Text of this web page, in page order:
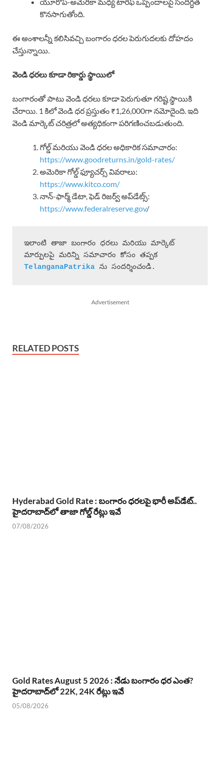
కొనసాగుతోంది.
ఈ అంశాలన్నీ కలిసివచ్చి బంగారం ధరల పెరుగుదలకు దోహదం
చేస్తున్నాయి.
వెండి ధరలు కూడా రికార్డు స్థాయిలో
బంగారంతో పాటు వెండి ధరలు కూడా పెరుగుతూ గరిష్ట స్థాయికి
చేరాయి. 1 కిలో వెండి ధర ప్రస్తుతం ₹1,26,000గా నమోదైంది. ఇది
వెండి మార్కెట్ చరిత్రలో అత్యధికంగా పరిగణించబడుతుంది.
గోల్డ్ మరియు వెండి ధరల అధికారిక సమాచారం:
https://www.goodreturns.in/gold-rates/
అమెరికా గోల్డ్ ఫ్యూచర్స్ వివరాలు:
https://www.kitco.com/
నాన్-ఫార్మ్ డేటా, ఫెడ్ రిజర్వ్ అప్‌డేట్స్:
https://www.federalreserve.gov/
ఇలాంటి తాజా బంగారం ధరలు మరియు మార్కెట్
ను సందర్శించండి.
Advertisement
RELATED POSTS
Hyderabad Gold Rate : బంగారం ధరలపై భారీ అప్‌డేట్..
హైదరాబాద్‌లో తాజా గోల్డ్ రేట్లు ఇవే
07/08/2026
Gold Rates August 5 2026 : నేడు బంగారం ధర ఎంత?
హైదరాబాద్‌లో 22K, 24K రేట్లు ఇవే
05/08/2026